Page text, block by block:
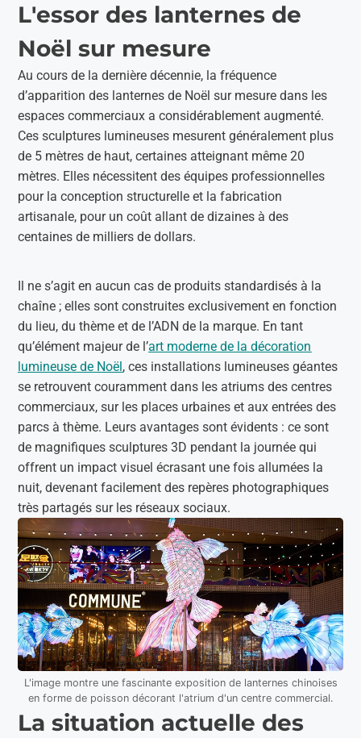
L'essor des lanternes de
Noël sur mesure
Au cours de la dernière décennie, la fréquence
d’apparition des lanternes de Noël sur mesure dans les
espaces commerciaux a considérablement augmenté.
Ces sculptures lumineuses mesurent généralement plus
de 5 mètres de haut, certaines atteignant même 20
mètres. Elles nécessitent des équipes professionnelles
pour la conception structurelle et la fabrication
artisanale, pour un coût allant de dizaines à des
centaines de milliers de dollars.
Il ne s’agit en aucun cas de produits standardisés à la
chaîne ; elles sont construites exclusivement en fonction
du lieu, du thème et de l’ADN de la marque. En tant
qu’élément majeur de l’art moderne de la décoration
lumineuse de Noël , ces installations lumineuses géantes
se retrouvent couramment dans les atriums des centres
commerciaux, sur les places urbaines et aux entrées des
parcs à thème. Leurs avantages sont évidents : ce sont
de magnifiques sculptures 3D pendant la journée qui
offrent un impact visuel écrasant une fois allumées la
nuit, devenant facilement des repères photographiques
très partagés sur les réseaux sociaux.
L'image montre une fascinante exposition de lanternes chinoises
en forme de poisson décorant l'atrium d'un centre commercial.
La situation actuelle des